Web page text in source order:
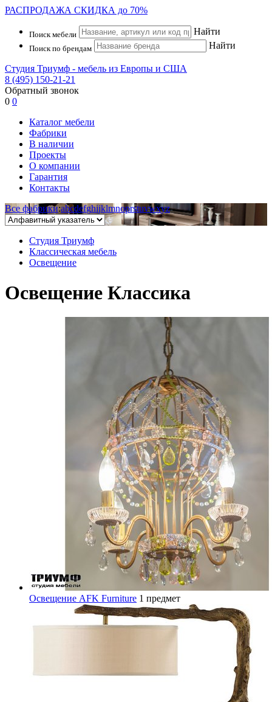
РАСПРОДАЖА СКИДКА до 70%
Поиск мебели Найти
Поиск по брендам Найти
Студия Триумф - мебель из Европы и США
8 (495) 150-21-21
Обратный звонок
0 0
Каталог мебели
Фабрики
В наличии
Проекты
О компании
Гарантия
Контакты
Все фабрики:abcdefghijklmnoprstuvwxyz
Студия Триумф
Классическая мебель
Освещение
Освещение Классика
Освещение AFK Furniture 1 предмет